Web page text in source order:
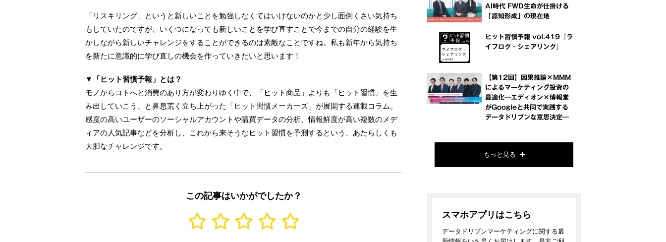
「リスキリング」というと新しいことを勉強しなくてはいけないのかと少し面倒くさい気持ち
もしていたのですが、いくつになっても新しいことを学び直すことで今までの自分の経験を生
かしながら新しいチャレンジをすることができるのは素敵なことですね。私も新年から気持ち
を新たに意識的に学び直しの機会を作っていきたいと思います！
▼「ヒット習慣予報」とは？
モノからコトへと消費のあり方が変わりゆく中で、「ヒット商品」よりも「ヒット習慣」を生
み出していこう、と鼻息荒く立ち上がった「ヒット習慣メーカーズ」が展開する連載コラム。
感度の高いユーザーのソーシャルアカウントや購買データの分析、情報鮮度が高い複数のメデ
ィアの人気記事などを分析し、これから来そうなヒット習慣を予測するという、あたらしくも
大胆なチャレンジです。
この記事はいかがでしたか？
AI時代 FWD生命が仕掛ける
「認知形成」の現在地
ヒット習慣予報 vol.419『ラ
イフログ・シェアリング』
【第12回】因果推論×MMM
によるマーケティング投資の
最適化―エディオン×博報堂
がGoogleと共同で実践する
データドリブンな意思決定―
もっと見る
スマホアプリはこちら
データドリブンマーケティングに関する最